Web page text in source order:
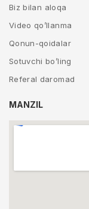
Biz bilan aloqa
Video qo’llanma
Qonun-qoidalar
Sotuvchi bo’ling
Referal daromad
MANZIL